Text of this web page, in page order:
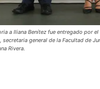
a Iliana Benítez fue entregado por
secretaria general de la Facultad de
Rivera.